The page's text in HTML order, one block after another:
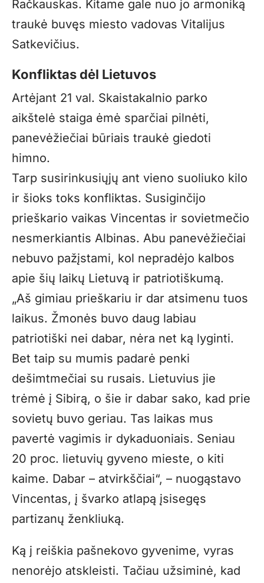
Račkauskas. Kitame gale nuo jo armoniką
traukė buvęs miesto vadovas Vitalijus
Satkevičius.
Konfliktas dėl Lietuvos
Artėjant 21 val. Skaistakalnio parko
aikštelė staiga ėmė sparčiai pilnėti,
panevėžiečiai būriais traukė giedoti
himno.
Tarp susirinkusiųjų ant vieno suoliuko kilo
ir šioks toks konfliktas. Susiginčijo
prieškario vaikas Vincentas ir sovietmečio
nesmerkiantis Albinas. Abu panevėžiečiai
nebuvo pažįstami, kol nepradėjo kalbos
apie šių laikų Lietuvą ir patriotiškumą.
„Aš gimiau prieškariu ir dar atsimenu tuos
laikus. Žmonės buvo daug labiau
patriotiški nei dabar, nėra net ką lyginti.
Bet taip su mumis padarė penki
dešimtmečiai su rusais. Lietuvius jie
trėmė į Sibirą, o šie ir dabar sako, kad prie
sovietų buvo geriau. Tas laikas mus
pavertė vagimis ir dykaduoniais. Seniau
20 proc. lietuvių gyveno mieste, o kiti
kaime. Dabar – atvirkščiai“, – nuogąstavo
Vincentas, į švarko atlapą įsisegęs
partizanų ženkliuką.
Ką j reiškia pašnekovo gyvenime, vyras
nenorėjo atskleisti. Tačiau užsiminė, kad